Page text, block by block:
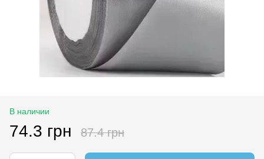
В наличии
74.3 грн 87.4 грн